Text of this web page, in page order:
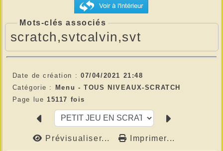
Mots-clés associés
scratch,svtcalvin,svt
Date de création : 07/04/2021 21:48
Catégorie :
Menu - TOUS NIVEAUX-SCRATCH
Page lue 15117 fois
Prévisualiser... Imprimer...